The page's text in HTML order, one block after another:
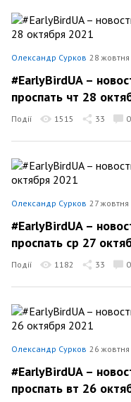
Олександр Сурков 28
#EarlyBirdUA –
проспать чт 28
Події 1515 33 0
Олександр Сурков 27
#EarlyBirdUA –
проспать ср 27
Події 1182 33 0
Олександр Сурков 26
#EarlyBirdUA –
проспать вт 26